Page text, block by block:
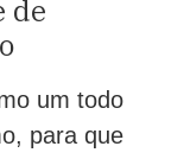
de
um todo
para que